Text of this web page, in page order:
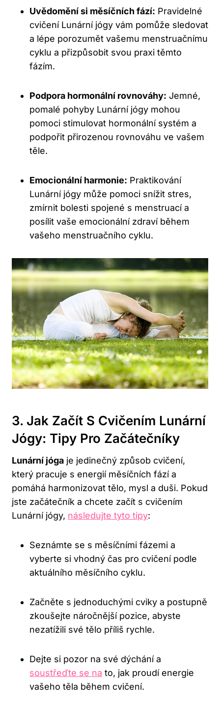
Uvědomění si měsíčních fází: Pravidelné⁢
cvičení Lunární jógy vám pomůže sledovat
a lépe porozumět vašemu menstruačnímu
cyklu a přizpůsobit svou praxi těmto
fázím.
Podpora‌ hormonální rovnováhy: ⁢Jemné,⁢
pomalé pohyby Lunární jógy mohou
pomoci stimulovat hormonální ⁤systém a
podpořit ‍přirozenou ⁣rovnováhu‍ ve vašem
těle.
Emocionální harmonie: Praktikování⁣
Lunární jógy může pomoci ‌snížit stres,
zmírnit bolesti spojené s menstruací a
posílit vaše emocionální zdraví během
vašeho menstruačního cyklu.
3. Jak‍ Začít S Cvičením Lunární
Jógy: Tipy Pro Začátečníky
Lunární jóga je ⁣jedinečný způsob cvičení,
který pracuje s‌ energií měsíčních fází⁢ a
pomáhá harmonizovat ⁤tělo, mysl a duši. Pokud
jste ⁤začátečník a chcete začít s cvičením
Lunární jógy, následujte tyto tipy:
Seznámte se‌ s měsíčními ⁤fázemi a
vyberte ​si vhodný čas pro cvičení podle
‌aktuálního měsíčního cyklu.
Začněte s jednoduchými ‌cviky a ⁣postupně
zkoušejte náročnější pozice, abyste
nezatížili své tělo příliš rychle.
Dejte⁤ si pozor na své dýchání​ a
soustřeďte se na to, jak proudí energie
vašeho ‍těla během cvičení.